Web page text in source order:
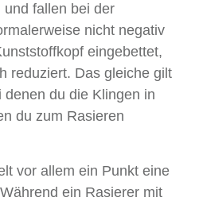
fallen bei der
nicht negativ
eingebettet,
reduziert. Das gleiche gilt
du die Klingen in
du zum Rasieren
vor allem ein Punkt eine
ein Rasierer mit